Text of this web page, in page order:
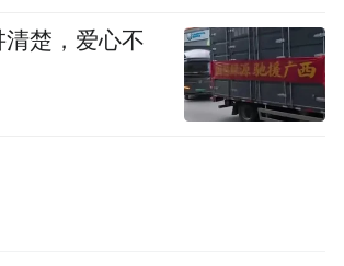
，医生询问方大姐的家属，她
食在冰箱中存放过的食物。对
，方大姐平时喜欢吃各类腌
清楚，爱心不